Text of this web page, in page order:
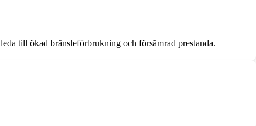
till ökad bränsleförbrukning och försämrad prestanda.